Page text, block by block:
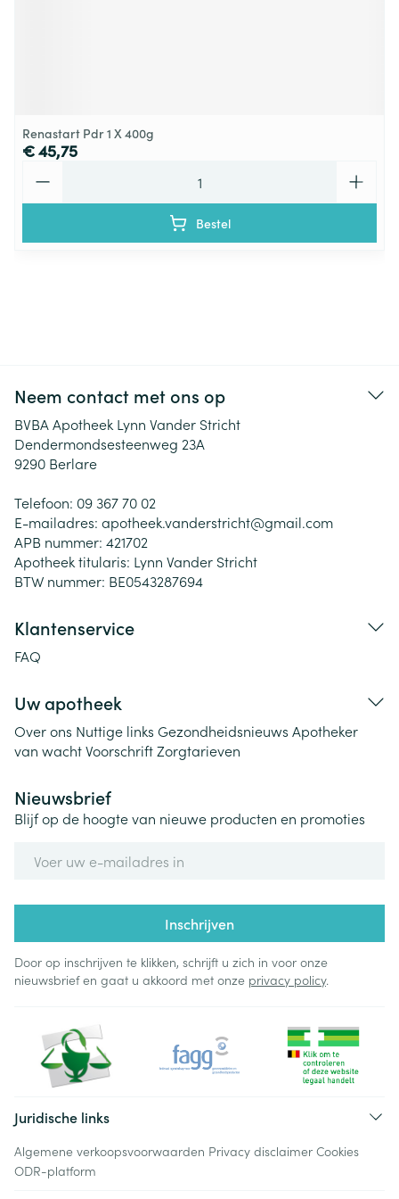
Renastart Pdr 1 X 400g
€ 45,75
Bestel
Neem contact met ons op
BVBA Apotheek Lynn Vander Stricht
Dendermondsesteenweg 23A
9290 Berlare
Telefoon: 09 367 70 02
E-mailadres: apotheek.vanderstricht@gmail.com
APB nummer: 421702
Apotheek titularis: Lynn Vander Stricht
BTW nummer: BE0543287694
Klantenservice
FAQ
Uw apotheek
Over ons Nuttige links Gezondheidsnieuws Apotheker
van wachtVoorschriftZorgtarieven
Nieuwsbrief
Blijf op de hoogte van nieuwe producten en promoties
Inschrijven
Door op inschrijven te klikken, schrijft u zich in voor onze
nieuwsbrief en gaat u akkoord met onze privacy policy.
Juridische links
Algemene verkoopsvoorwaarden Privacy disclaimer Cookies
ODR-platform